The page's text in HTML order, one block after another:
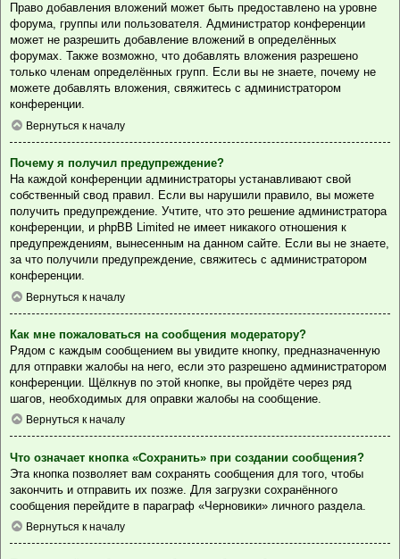
Право добавления вложений может быть предоставлено на уровне
форума, группы или пользователя. Администратор конференции
может не разрешить добавление вложений в определённых
форумах. Также возможно, что добавлять вложения разрешено
только членам определённых групп. Если вы не знаете, почему не
можете добавлять вложения, свяжитесь с администратором
конференции.
Вернуться к началу
Почему я получил предупреждение?
На каждой конференции администраторы устанавливают свой
собственный свод правил. Если вы нарушили правило, вы можете
получить предупреждение. Учтите, что это решение администратора
конференции, и phpBB Limited не имеет никакого отношения к
предупреждениям, вынесенным на данном сайте. Если вы не знаете,
за что получили предупреждение, свяжитесь с администратором
конференции.
Вернуться к началу
Как мне пожаловаться на сообщения модератору?
Рядом с каждым сообщением вы увидите кнопку, предназначенную
для отправки жалобы на него, если это разрешено администратором
конференции. Щёлкнув по этой кнопке, вы пройдёте через ряд
шагов, необходимых для оправки жалобы на сообщение.
Вернуться к началу
Что означает кнопка «Сохранить» при создании сообщения?
Эта кнопка позволяет вам сохранять сообщения для того, чтобы
закончить и отправить их позже. Для загрузки сохранённого
сообщения перейдите в параграф «Черновики» личного раздела.
Вернуться к началу